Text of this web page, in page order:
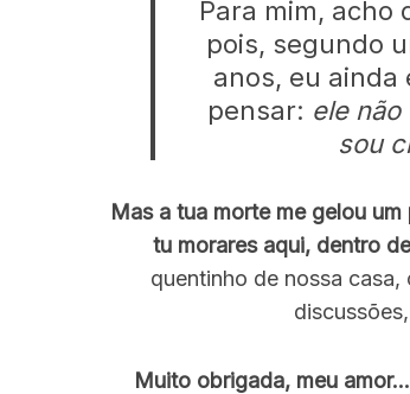
Para mim, acho
pois, segundo
anos, eu ainda
pensar: ele não
sou
Mas a tua morte me gelou
tu morares aqui, dentro
quentinho de nossa
Muito obrigada, meu